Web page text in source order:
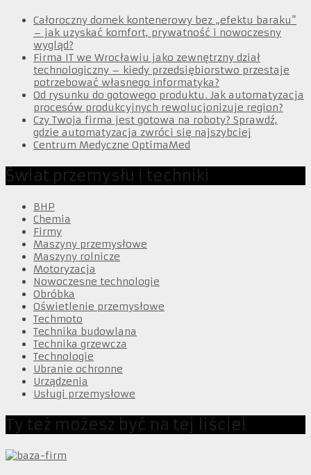
Całoroczny domek kontenerowy bez „efektu baraku”
– jak uzyskać komfort, prywatność i nowoczesny
wygląd?
Firma IT we Wrocławiu jako zewnętrzny dział
technologiczny – kiedy przedsiębiorstwo przestaje
potrzebować własnego informatyka?
Od rysunku do gotowego produktu. Jak automatyzacja
procesów produkcyjnych rewolucjonizuje region?
Czy Twoja firma jest gotowa na roboty? Sprawdź,
gdzie automatyzacja zwróci się najszybciej
Centrum Medyczne OptimaMed
Świat przemysłu i techniki
BHP
Chemia
Firmy
Maszyny przemysłowe
Maszyny rolnicze
Motoryzacja
Nowoczesne technologie
Obróbka
Oświetlenie przemysłowe
Techmoto
Technika budowlana
Technika grzewcza
Technologie
Ubranie ochronne
Urządzenia
Usługi przemysłowe
Ty też możesz być na tej liście!